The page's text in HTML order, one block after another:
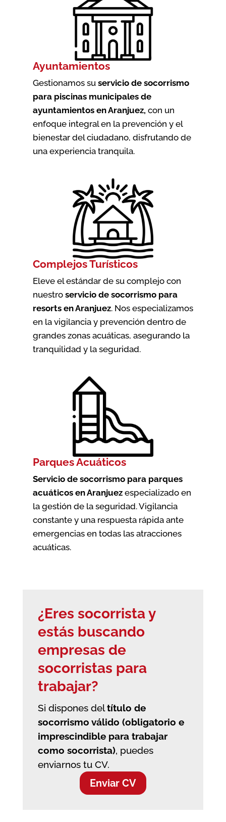
Ayuntamientos
Gestionamos su servicio de socorrismo
para piscinas municipales de
ayuntamientos en Aranjuez, con un
enfoque integral en la prevención y el
bienestar del ciudadano, disfrutando de
una experiencia tranquila.
Complejos Turísticos
Eleve el estándar de su complejo con
nuestro servicio de socorrismo para
resorts en Aranjuez. Nos especializamos
en la vigilancia y prevención dentro de
grandes zonas acuáticas, asegurando la
tranquilidad y la seguridad.
Parques Acuáticos
Servicio de socorrismo para parques
acuáticos en Aranjuez especializado en
la gestión de la seguridad. Vigilancia
constante y una respuesta rápida ante
emergencias en todas las atracciones
acuáticas.
¿Eres socorrista y
estás buscando
empresas de
socorristas para
trabajar?
Si dispones deltítulo de
socorrismo válido (obligatorio e
imprescindible para trabajar
como socorrista), puedes
enviarnos tu CV.
Enviar CV